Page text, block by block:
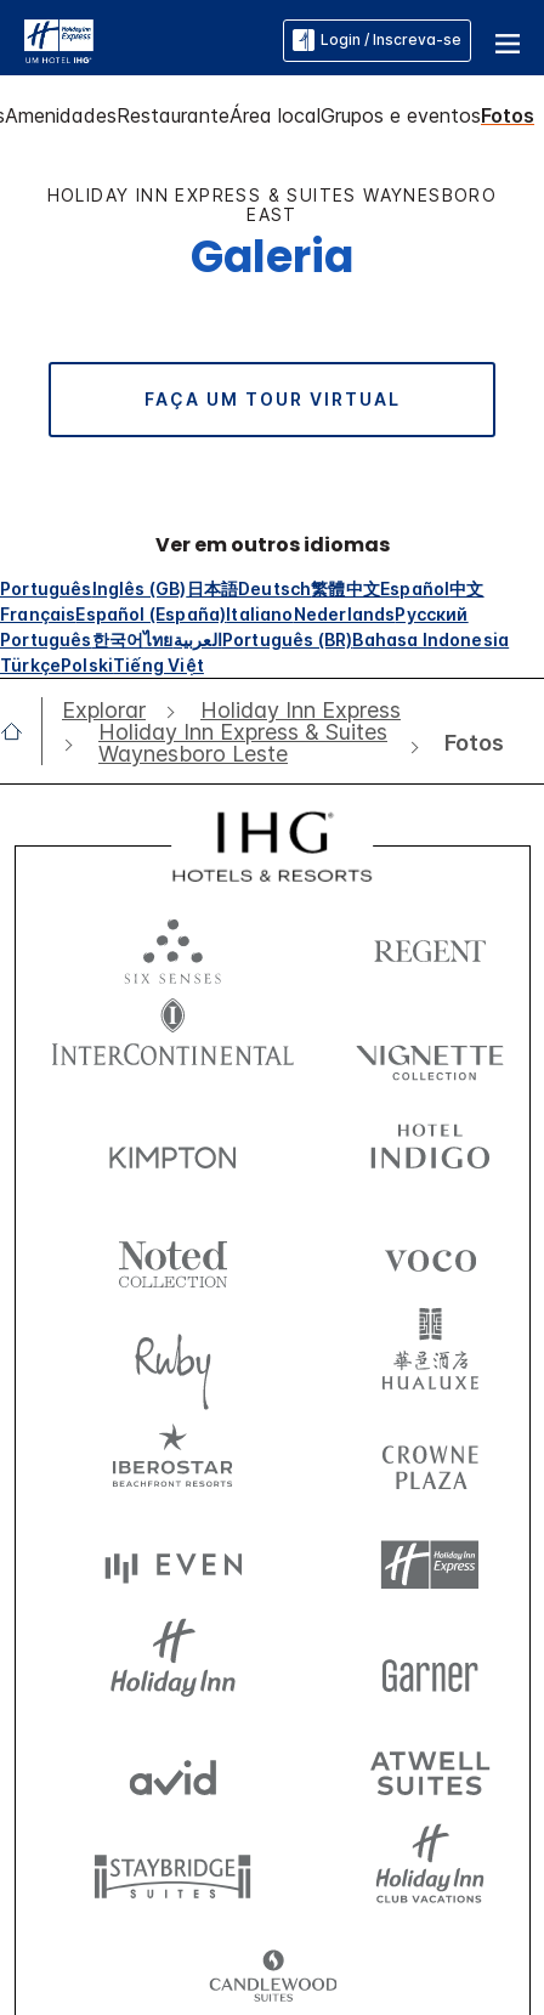
Login / Inscreva-se
AmenidadesRestauranteÁrea localGrupos e eventosFotos
HOLIDAY INN EXPRESS & SUITES WAYNESBORO
EAST
Galeria
FAÇA UM TOUR VIRTUAL
Ver em outros idiomas
PortuguêsInglês (GB) 日本語Deutsch繁體中文Español中文
FrançaisEspañol (España)ItalianoNederlandsРусский
Português한국어ไทยالعربيةPortuguês (BR)Bahasa Indonesia
TürkçePolskiTiếng Việt
Explorar
Holiday Inn Express
Holiday Inn Express & Suites
Waynesboro Leste
Fotos